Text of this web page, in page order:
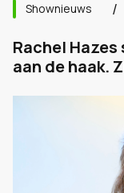
Shownieuws
Rachel
aan de haak.